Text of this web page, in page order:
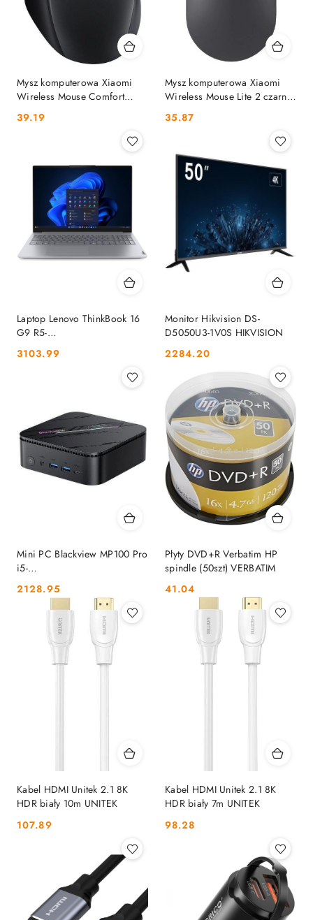
Mysz komputerowa Xiaomi
Wireless Mouse Comfort
Edition czarny XIAOMI
Cena:
39.19
Mysz komputerowa Xiaomi
Wireless Mouse Lite 2 czarna
XIAOMI
Cena:
35.87
Laptop Lenovo ThinkBook 16
G9 R5-
Grey/W11Home LENOVO
Cena:
3103.99
Monitor Hikvision DS-
D5050U3-1V0S HIKVISION
Cena:
2284.20
Mini PC Blackview MP100 Pro
i5-
12450H/16GB/1TB/W11Pro
czarny BLACKVIEW
Cena:
2128.95
Płyty DVD+R Verbatim HP
spindle (50szt) VERBATIM
Cena:
41.04
Kabel HDMI Unitek 2.1 8K
HDR biały 10m UNITEK
Cena:
107.89
Kabel HDMI Unitek 2.1 8K
HDR biały 7m UNITEK
Cena:
98.28